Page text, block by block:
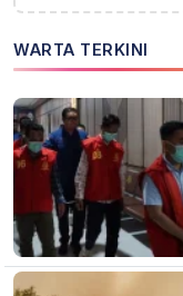
WARTA TERKINI